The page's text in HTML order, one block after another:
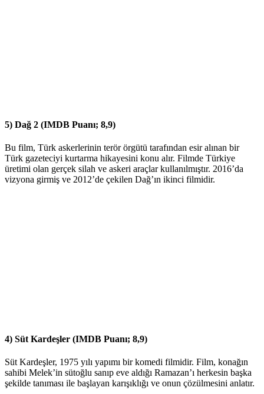
5) Dağ 2 (IMDB Puanı; 8,9)
Bu film, Türk askerlerinin terör örgütü tarafından esir alınan bir
Türk gazeteciyi kurtarma hikayesini konu alır. Filmde Türkiye
üretimi olan gerçek silah ve askeri araçlar kullanılmıştır. 2016’da
vizyona girmiş ve 2012’de çekilen Dağ’ın ikinci filmidir.
4) Süt Kardeşler (IMDB Puanı; 8,9)
Süt Kardeşler, 1975 yılı yapımı bir komedi filmidir. Film, konağın
sahibi Melek’in sütoğlu sanıp eve aldığı Ramazan’ı herkesin başka
şekilde tanıması ile başlayan karışıklığı ve onun çözülmesini anlatır.